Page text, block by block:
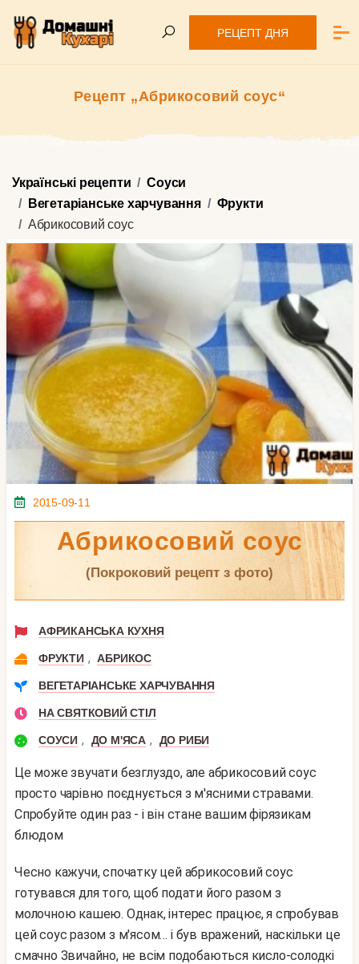
РЕЦЕПТ ДНЯ
Рецепт „Абрикосовий соус“
Українські рецепти
Соуси
Вегетаріанське харчування
Фрукти
Абрикосовий соус
2015-09-11
Абрикосовий соус
(покроковий рецепт з фото)
АФРИКАНСЬКА КУХНЯ
ФРУКТИ , АБРИКОС
ВЕГЕТАРІАНСЬКЕ ХАРЧУВАННЯ
НА СВЯТКОВИЙ СТІЛ
СОУСИ , ДО М'ЯСА , ДО РИБИ
Це може звучати безглуздо, але абрикосовий соус
просто чарівно поєднується з м'ясними стравами.
Спробуйте один раз - і він стане вашим фірязикам
блюдом
Чесно кажучи, спочатку цей абрикосовий соус
готувався для того, щоб подати його разом з
молочною кашею. Однак, інтерес працює, я спробував
цей соус разом з м'ясом… і був вражений, наскільки це
смачно Звичайно, не всім подобаються кисло-солодкі